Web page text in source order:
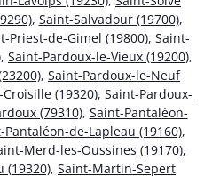
, Saint-Salvadour (19700),
Priest-de-Gimel (19800), Saint-
, Saint-Pardoux-le-Vieux (19200),
, Saint-Pardoux-le-Neuf
(19320), Saint-Pardoux-
(79310), Saint-Pantaléon-
Pantaléon-de-Lapleau (19160),
Merd-les-Oussines (19170),
(19320), Saint-Martin-Sepert